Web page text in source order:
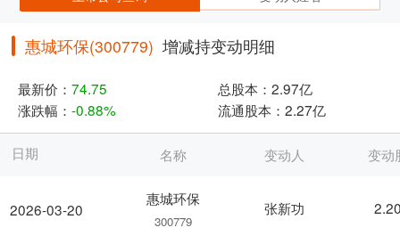
惠城环保(300779) 增减持变动明细
最新价： 74.75 总股本： 2.97亿
涨跌幅： -0.88% 流通股本： 2.27亿
日期
2026-03-20
名称 变动人 变动
惠城环保
300779
张新功